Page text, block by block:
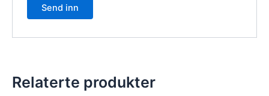
Relaterte produkter